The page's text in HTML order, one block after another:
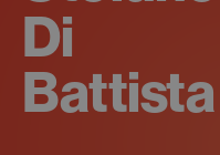
Di
Battista